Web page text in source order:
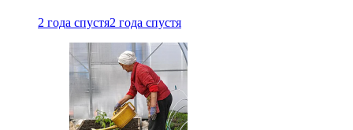
2 года спустя2 года спустя